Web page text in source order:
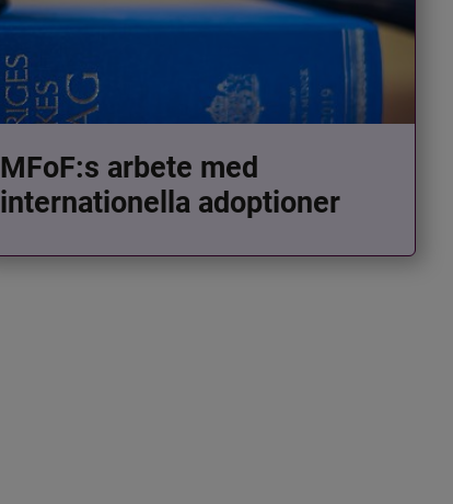
MFoF:s arbete med
internationella adoptioner